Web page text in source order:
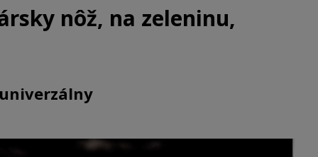
nôž, na zeleninu,